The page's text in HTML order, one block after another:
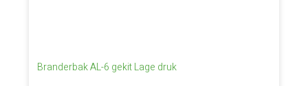
Branderbak AL-6 gekit Lage druk